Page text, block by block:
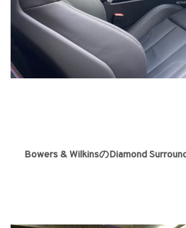
Bowers & WilkinsのDiamond